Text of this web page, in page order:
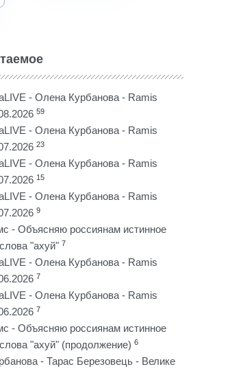
- Олена Курбанова - Ramis
59
- Олена Курбанова - Ramis
23
- Олена Курбанова - Ramis
15
- Олена Курбанова - Ramis
9
- Объясняю россиянам истинное
"ахуй" 7
- Олена Курбанова - Ramis
7
- Олена Курбанова - Ramis
7
- Объясняю россиянам истинное
"ахуй" (продолжение) 6
- Тарас Березовець - Велике